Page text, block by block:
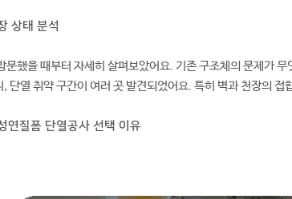
상태 분석
문했을 때부터 자세히 살펴보았어요. 기존 구조체의 문제가
단열 취약 구간이 여러 곳 발견되었어요. 특히 벽과 천장의 접
연질폼 단열공사 선택 이유